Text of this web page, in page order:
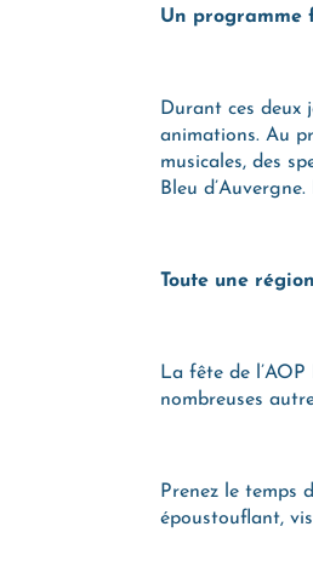
Un programme
Durant ces deux
animations. Au
musicales, des
Bleu
Toute une
La fête de l’AOP
nombreuses
Prenez le temps
époustouflant,